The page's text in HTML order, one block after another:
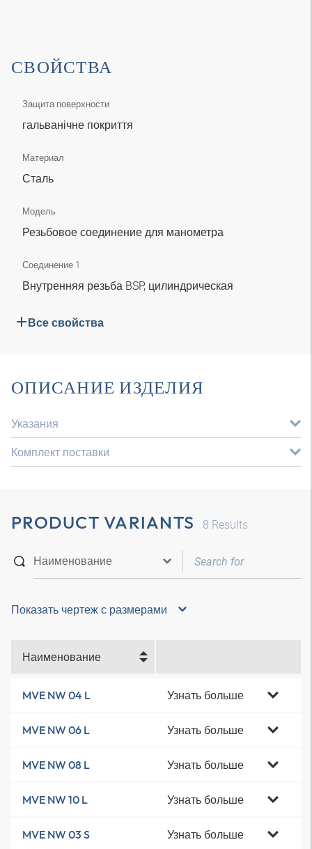
СВОЙСТВА
Защита поверхности
гальванічне покриття
Материал
Сталь
Модель
Резьбовое соединение для манометра
Соединение 1
Внутренняя резьба BSP, цилиндрическая
Все свойства
ОПИСАНИЕ ИЗДЕЛИЯ
Указания
Комплект поставки
PRODUCT VARIANTS 8 Results
Показать чертеж с размерами
Наименование
MVE NW 04 L Узнать больше
MVE NW 06 L Узнать больше
MVE NW 08 L Узнать больше
MVE NW 10 L Узнать больше
MVE NW 03 S Узнать больше